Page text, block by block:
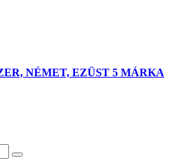
NÉMET, EZÜST 5 MÁRKA